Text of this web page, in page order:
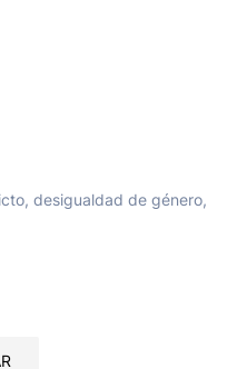
desigualdad de género,